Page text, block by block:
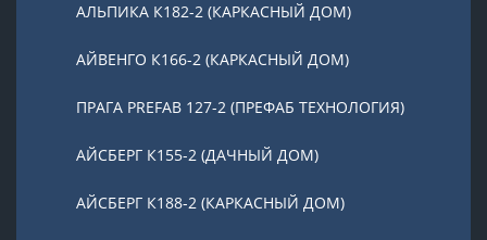
АЛЬПИКА К182-2 (КАРКАСНЫЙ ДОМ)
АЙВЕНГО К166-2 (КАРКАСНЫЙ ДОМ)
ПРАГА PREFAB 127-2 (ПРЕФАБ ТЕХНОЛОГИЯ)
АЙСБЕРГ К155-2 (ДАЧНЫЙ ДОМ)
АЙСБЕРГ К188-2 (КАРКАСНЫЙ ДОМ)